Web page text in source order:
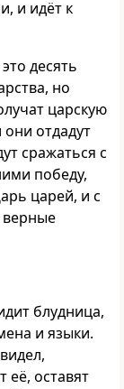
и идёт к
десять
но
царскую
отдадут
сражаться с
победу,
царей, и с
блудница,
и языки.
её, оставят